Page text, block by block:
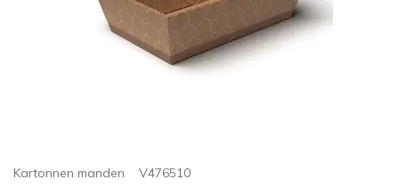
Kartonnen manden V476510